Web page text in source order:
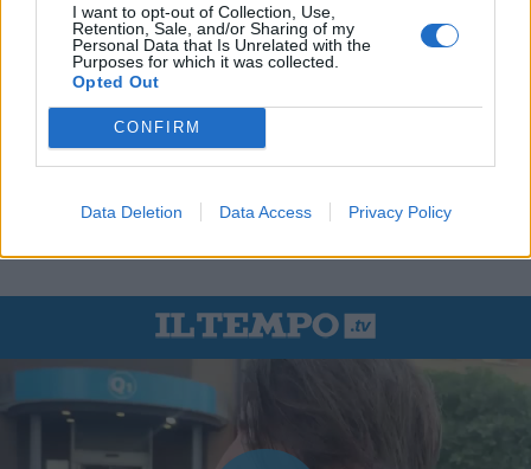
I want to opt-out of Collection, Use,
Retention, Sale, and/or Sharing of my
Personal Data that Is Unrelated with the
Purposes for which it was collected.
Opted Out
CONFIRM
Data Deletion Data Access Privacy Policy